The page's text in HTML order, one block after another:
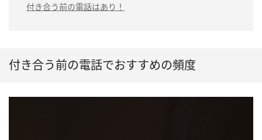
付き合う前の電話はあり！
付き合う前の電話でおすすめの頻度